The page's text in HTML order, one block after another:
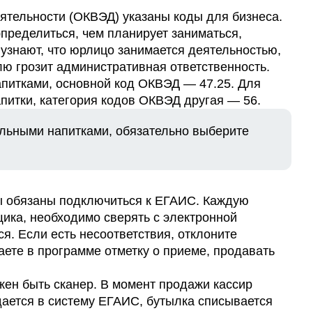
(ОКВЭД) указаны коды для бизнеса.
чем планирует заниматься,
что юрлицо занимается деятельностью,
административная ответственность.
основной код ОКВЭД — 47.25. Для
категория кодов ОКВЭД другая — 56.
напитками, обязательно выберите
обязаны подключиться к ЕГАИС. Каждую
необходимо сверять с электронной
Если есть несоответствия, отклоните
в программе отметку о приеме, продавать
быть сканер. В момент продажи кассир
в систему ЕГАИС, бутылка списывается